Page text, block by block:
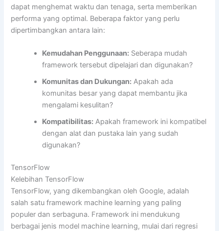
dapat menghemat waktu dan tenaga, serta memberikan
performa yang optimal. Beberapa faktor yang perlu
dipertimbangkan antara lain:
Kemudahan Penggunaan: Seberapa mudah
framework tersebut dipelajari dan digunakan?
Komunitas dan Dukungan: Apakah ada
komunitas besar yang dapat membantu jika
mengalami kesulitan?
Kompatibilitas: Apakah framework ini kompatibel
dengan alat dan pustaka lain yang sudah
digunakan?
TensorFlow
Kelebihan TensorFlow
TensorFlow, yang dikembangkan oleh Google, adalah
salah satu framework machine learning yang paling
populer dan serbaguna. Framework ini mendukung
berbagai jenis model machine learning, mulai dari regresi